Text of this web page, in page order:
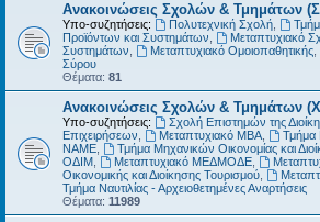
Ανακοινώσεις Σχολών & Τμημάτων
Υπο-συζητήσεις: Πολυτεχνική Σχολή,
Προϊόντων και Συστημάτων
Μεταπτυχιακό
Συστημάτων
Μεταπτυχιακό Ομοιοπαθητικής,
Σύρου
Θέματα: 81
Ανακοινώσεις Σχολών & Τμημάτων
Υπο-συζητήσεις: Σχολή Επιστημών της
Επιχειρήσεων
Μεταπτυχιακό MBA, Τμήμα
ΝΑΜΕ
Τμήμα Μηχανικών Οικονομίας και
ΟΔΙΜ
Μεταπτυχιακό ΜΕΔΜΟΔΕ,
Οικονομικής και Διοίκησης Τουρισμού
Τμήμα Ναυτιλίας - Αρχειοθετημένες Αναρτήσεις
Θέματα: 11989